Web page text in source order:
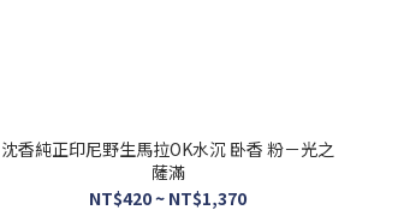
沈香純正印尼野生馬拉OK水沉 卧香 粉－光之
薩滿
NT$420 ~ NT$1,370